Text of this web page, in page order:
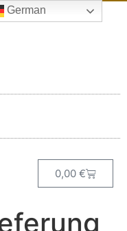
0,00 €
German